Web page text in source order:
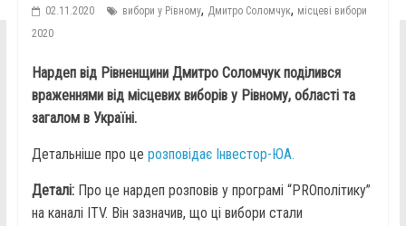
02.11.2020 вибори у Рівному, Дмитро Соломчук, місцеві вибори
2020
Нардеп від Рівненщини Дмитро Соломчук поділився
враженнями від місцевих виборів у Рівному, області та
загалом в Україні.
Детальніше про це розповідає Інвестор-ЮА.
Деталі: Про це нардеп розповів у програмі “PROполітику”
на каналі ITV. Він зазначив, що ці вибори стали